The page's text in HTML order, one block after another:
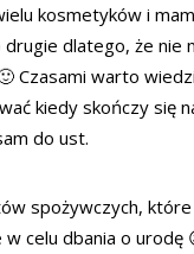
kosmetyków i
dlatego, że nie
Czasami warto
kiedy skończy się
do ust.
spożywczych, które
celu dbania o urodę